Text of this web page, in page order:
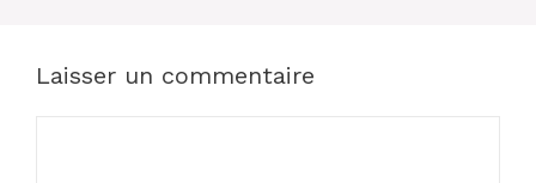
Laisser un commentaire